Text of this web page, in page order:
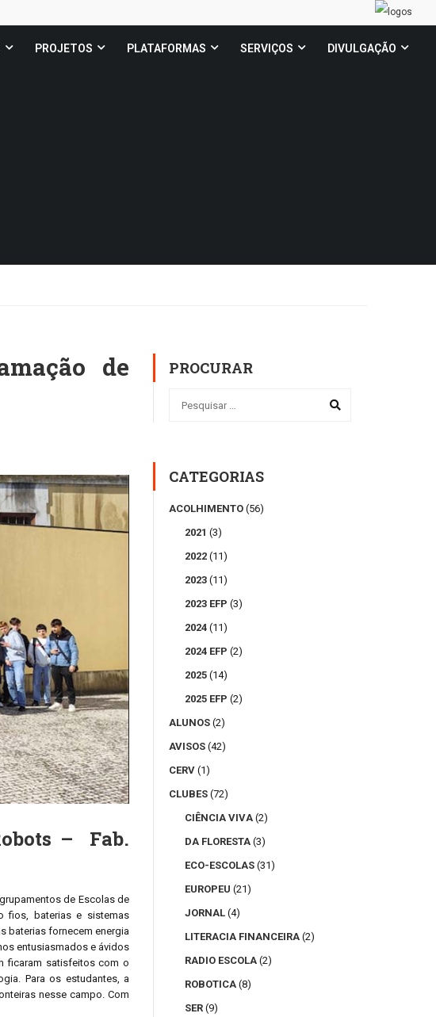
PROJETOS PLATAFORMAS SERVIÇOS DIVULGAÇÃO
de
– Fab.
de Escolas de
fios, baterias e sistemas
baterias fornecem energia
entusiasmados e ávidos
ficaram satisfeitos com o
Para os estudantes, a
nesse campo. Com
PROCURAR
CATEGORIAS
ACOLHIMENTO (56)
2021 (3)
2022 (11)
2023 (11)
2023 EFP (3)
2024 (11)
2024 EFP (2)
2025 (14)
2025 EFP (2)
ALUNOS (2)
AVISOS (42)
CERV (1)
CLUBES (72)
CIÊNCIA VIVA (2)
DA FLORESTA (3)
ECO-ESCOLAS (31)
EUROPEU (21)
JORNAL (4)
LITERACIA FINANCEIRA (2)
RADIO ESCOLA (2)
ROBOTICA (8)
SER (9)